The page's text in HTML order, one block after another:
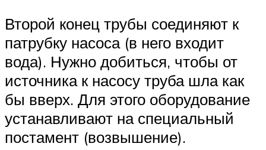
Второй конец трубы соединяют к
патрубку насоса (в него входит
вода). Нужно добиться, чтобы от
источника к насосу труба шла как
бы вверх. Для этого оборудование
устанавливают на специальный
постамент (возвышение).